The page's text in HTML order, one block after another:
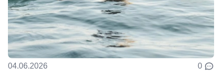
04.06.2026 0